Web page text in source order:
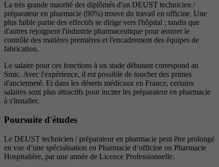
La très grande maorité des diplômés d'un DEUST technicien /
préparateur en pharmacie (90%) trouve du travail en officine. Une
plus faible partie des effectifs se dirige vers l'hôpital ; tandis que
d'autres rejoignent l'industrie pharmaceutique pour assurer le
contrôle des matières premières et l'encadrement des équipes de
fabrication.
Le salaire pour ces fonctions à un stade débutant correspond au
Smic. Avec l'expérience, il est possible de toucher des primes
d'ancienneté. Et dans les déserts médicaux en France, certains
salaires sont plus attractifs pour inciter les préparateur en pharmacie
à s'installer.
Poursuite d'études
Le DEUST technicien / préparateur en pharmacie peut être prolongé
en vue d’une spécialisation en Pharmacie d’officine ou Pharmacie
Hospitalière, par une année de Licence Professionnelle.